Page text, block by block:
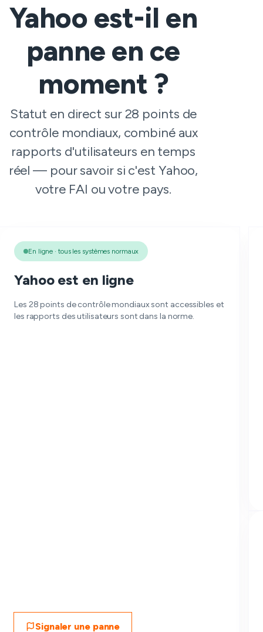
Yahoo est-il en
panne en ce
moment ?
Statut en direct sur 28 points de
contrôle mondiaux, combiné aux
rapports d'utilisateurs en temps
réel — pour savoir si c'est Yahoo,
votre FAI ou votre pays.
En ligne · tous les systèmes normaux
Yahoo est en ligne
Les 28 points de contrôle mondiaux sont accessibles et
les rapports des utilisateurs sont dans la norme.
Signaler une panne